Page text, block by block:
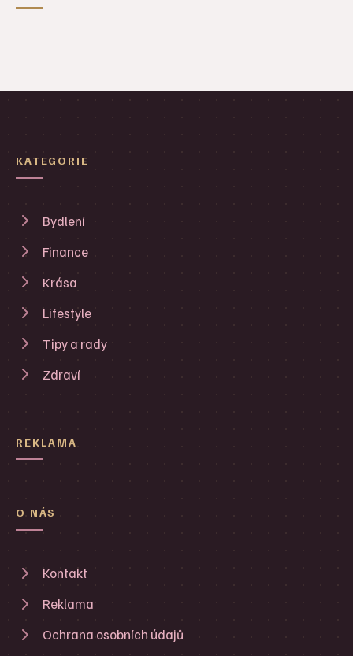
KATEGORIE
Bydlení
Finance
Krása
Lifestyle
Tipy a rady
Zdraví
REKLAMA
O NÁS
Kontakt
Reklama
Ochrana osobních údajů